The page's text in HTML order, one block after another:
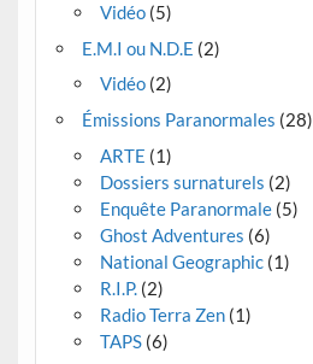
Vidéo(5)
E.M.I ou N.D.E (2)
Vidéo(2)
Émissions Paranormales (28)
ARTE (1)
Dossiers surnaturels (2)
Enquête Paranormale(5)
Ghost Adventures (6)
National Geographic(1)
R.I.P. (2)
Radio Terra Zen(1)
TAPS(6)